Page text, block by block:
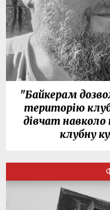
"Байкерам
територію
дівчат
клубну